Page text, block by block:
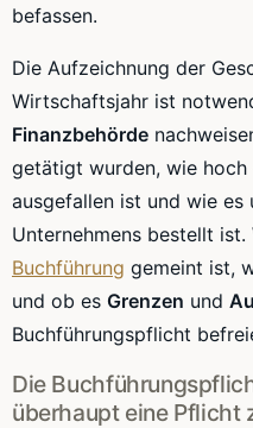
befassen.
Die Aufzeichnung der
Wirtschaftsjahr ist
Finanzbehörde
getätigt wurden, wie hoch
ausgefallen ist und wie es
Unternehmens bestellt
Buchführung gemeint ist,
und ob es Grenzen und
Buchführungspflicht
Die
überhaupt eine Pflicht